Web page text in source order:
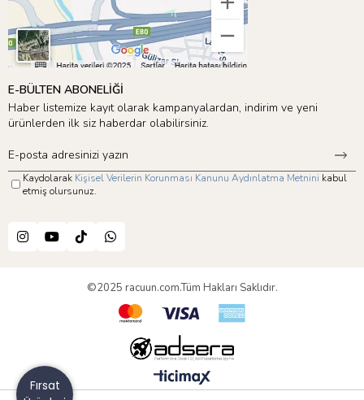
E-BÜLTEN ABONELİĞİ
Haber listemize kayıt olarak kampanyalardan, indirim ve yeni
ürünlerden ilk siz haberdar olabilirsiniz.
Kaydolarak Kişisel Verilerin Korunması Kanunu Aydınlatma Metnini kabul
etmiş olursunuz.
©2025 racuun.com.Tüm Hakları Saklıdır.
Fırsat